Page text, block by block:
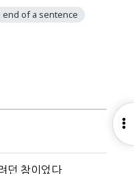
end of a sentence
던 참이었다